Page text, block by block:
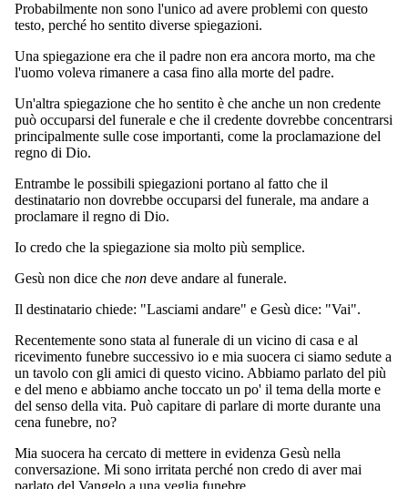
Probabilmente non sono l'unico ad avere problemi con questo
testo, perché ho sentito diverse spiegazioni.
Una spiegazione era che il padre non era ancora morto, ma che
l'uomo voleva rimanere a casa fino alla morte del padre.
Un'altra spiegazione che ho sentito è che anche un non credente
può occuparsi del funerale e che il credente dovrebbe concentrarsi
principalmente sulle cose importanti, come la proclamazione del
regno di Dio.
Entrambe le possibili spiegazioni portano al fatto che il
destinatario non dovrebbe occuparsi del funerale, ma andare a
proclamare il regno di Dio.
Io credo che la spiegazione sia molto più semplice.
Gesù non dice che non deve andare al funerale.
Il destinatario chiede: "Lasciami andare" e Gesù dice: "Vai".
Recentemente sono stata al funerale di un vicino di casa e al
ricevimento funebre successivo io e mia suocera ci siamo sedute a
un tavolo con gli amici di questo vicino. Abbiamo parlato del più
e del meno e abbiamo anche toccato un po' il tema della morte e
del senso della vita. Può capitare di parlare di morte durante una
cena funebre, no?
Mia suocera ha cercato di mettere in evidenza Gesù nella
conversazione. Mi sono irritata perché non credo di aver mai